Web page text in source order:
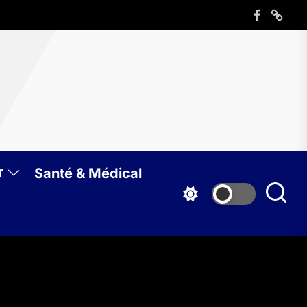
Élément
de de
Santé & Médical